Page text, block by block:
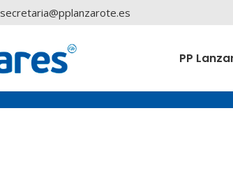
secretaria@pplanzarote.es
PP